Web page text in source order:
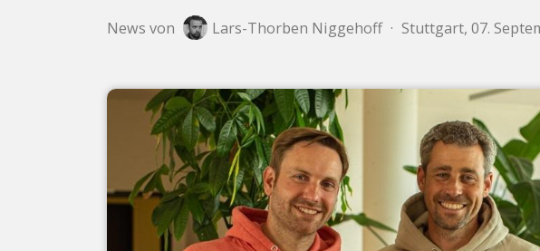
News von Lars-Thorben Niggehoff · Stuttgart, 07.